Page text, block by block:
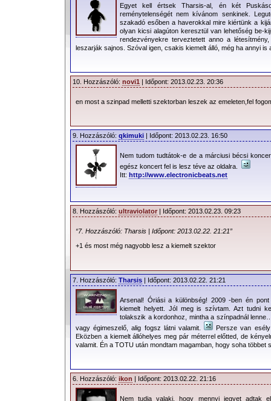
Kapunyitás: 19:00
Kezdés: 20:00
Helyszín: Budapest, Puskás Ferenc
(Bp. XIV., Istvánmezei út 3-5.)
Jegyárusító helyek: Ticketpro hálózat
Szervező: Live Nation
Befogadóképesség: 40.000
13.900,- Ft – álló
15.900,- Ft – ülő
12.900,- Ft – ülő
9.900,- Ft – ülő
Sajtótájékoztató: Online sajtótájékoztató
2013.02.26. – A jegyek két harmada
A stadion kiosztása a megfelelő
Egyet kell értsek Tharsis-al, én két
reménytelenségét nem kívánom senkinek.
szakadó esőben a haverokkal mire kiértünk a
olyan kicsi alagúton keresztül van lehetőség be-
rendezvényekre terveztetett anno a
leszarják sajnos. Szóval igen, csakis kiemelt álló, még ha annyi is
10. Hozzászóló: novi1 | Időpont: 2013.02.23. 20:36
en most a szinpad melletti szektorban leszek az emeleten,fel
9. Hozzászóló: qkimuki | Időpont: 2013.02.23. 16:50
Nem tudom tudtátok-e de a márciusi bécsi
egész koncert fel is lesz téve az oldalra.
Itt: http://www.electronicbeats.net
8. Hozzászóló: ultraviolator | Időpont: 2013.02.23. 09:23
“7. Hozzászóló: Tharsis | Időpont: 2013.02.22. 21:21”
+1 és most még nagyobb lesz a kiemelt szektor
7. Hozzászóló: Tharsis | Időpont: 2013.02.22. 21:21
Arsenal! Óriási a különbség! 2009 -ben én
kiemelt helyett. Jól meg is szívtam. Azt tudni
tolakszik a kordonhoz, mintha a színpadnál
vagy égimeszelő, alig fogsz látni valamit.
Persze van
Eközben a kiemelt állóhelyes meg pár méterrel előtted, de
valamit. Én a TOTU után mondtam magamban, hogy soha többet
6. Hozzászóló: ikon | Időpont: 2013.02.22. 21:16
Nem tudja valaki, hogy mennyi jegyet adtak